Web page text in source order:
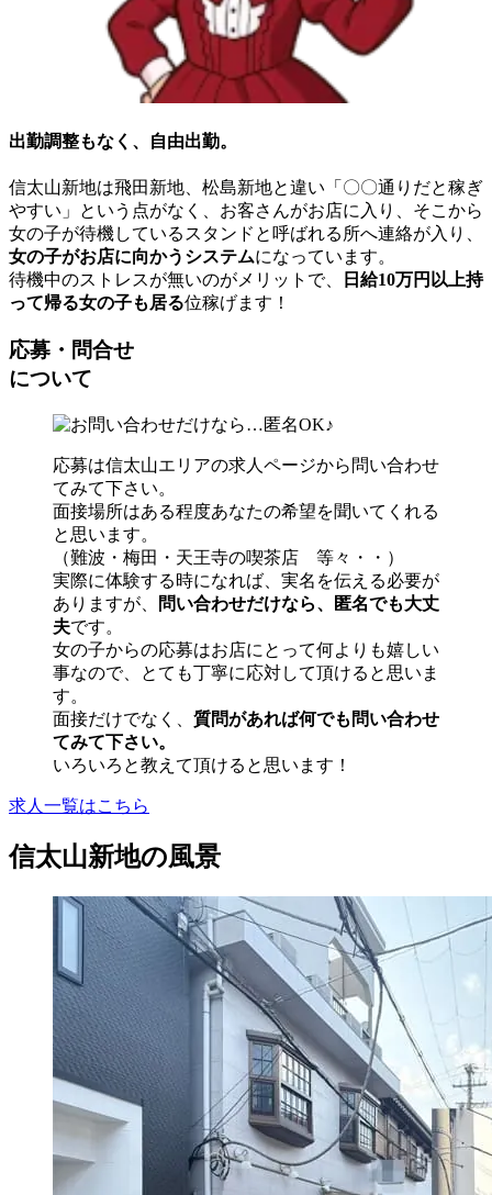
出勤調整もなく、自由出勤。
信太山新地は飛田新地、松島新地と違い「〇〇通りだと稼ぎ
やすい」という点がなく、お客さんがお店に入り、そこから
女の子が待機しているスタンドと呼ばれる所へ連絡が入り、
女の子がお店に向かうシステムになっています。
待機中のストレスが無いのがメリットで、
日給10万円以上持
って帰る女の子も居る位稼げます！
応募・問合せ
について
応募は信太山エリアの求人ページから問い合わせ
てみて下さい。
面接場所はある程度あなたの希望を聞いてくれる
と思います。
（難波・梅田・天王寺の喫茶店 等々・・）
実際に体験する時になれば、実名を伝える必要が
ありますが、
問い合わせだけなら、匿名でも大丈
夫です。
女の子からの応募はお店にとって何よりも嬉しい
事なので、とても丁寧に応対して頂けると思いま
す。
面接だけでなく、 質問があれば何でも問い合わせ
てみて下さい。
いろいろと教えて頂けると思います！
求人一覧はこちら
信太山新地の風景